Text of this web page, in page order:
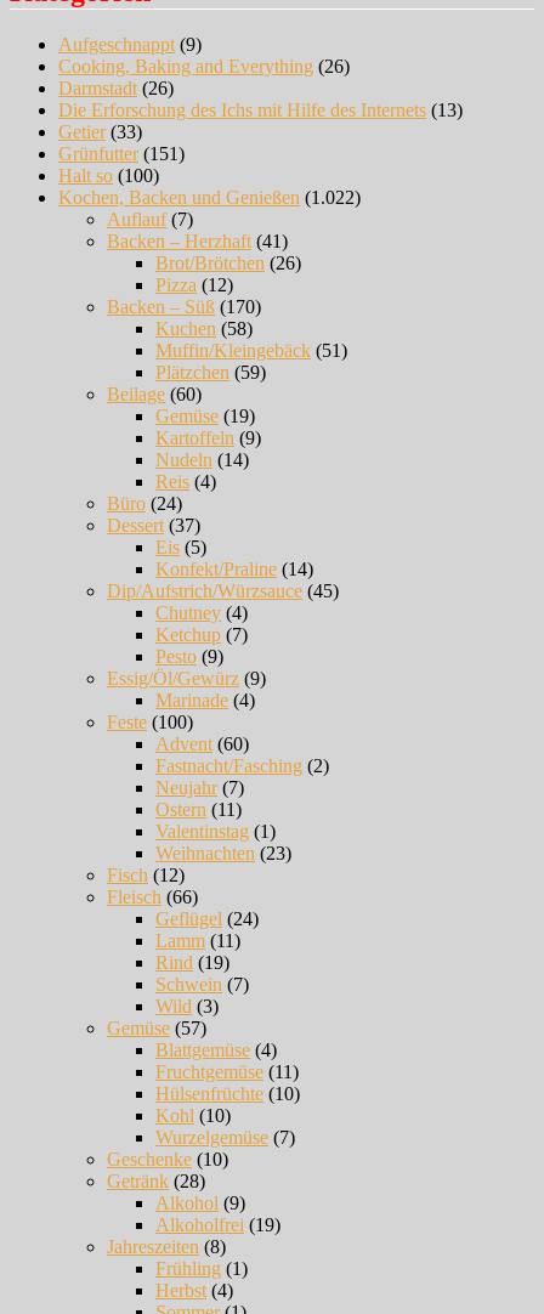
Aufgeschnappt (9)
Cooking, Baking and Everything (26)
Darmstadt (26)
Die Erforschung des Ichs mit Hilfe des Internets (13)
Getier(33)
Grünfutter(151)
Halt so (100)
Kochen, Backen und Genießen (1.022)
Auflauf(7)
Backen – Herzhaft (41)
Brot/Brötchen (26)
Pizza (12)
Backen – Süß (170)
Kuchen (58)
Muffin/Kleingebäck (51)
Plätzchen (59)
Beilage (60)
Gemüse (19)
Kartoffeln (9)
Nudeln (14)
Reis (4)
Büro (24)
Dessert (37)
Eis (5)
Konfekt/Praline (14)
Dip/Aufstrich/Würzsauce (45)
Chutney (4)
Ketchup (7)
Pesto (9)
Essig/Öl/Gewürz (9)
Marinade (4)
Feste (100)
Advent (60)
Fastnacht/Fasching (2)
Neujahr(7)
Ostern (11)
Valentinstag (1)
Weihnachten (23)
Fisch (12)
Fleisch (66)
Geflügel (24)
Lamm (11)
Rind (19)
Schwein (7)
Wild (3)
Gemüse (57)
Blattgemüse (4)
Fruchtgemüse (11)
Hülsenfrüchte (10)
Kohl (10)
Wurzelgemüse (7)
Geschenke (10)
Getränk (28)
Alkohol (9)
Alkoholfrei (19)
Jahreszeiten (8)
Frühling (1)
Herbst (4)